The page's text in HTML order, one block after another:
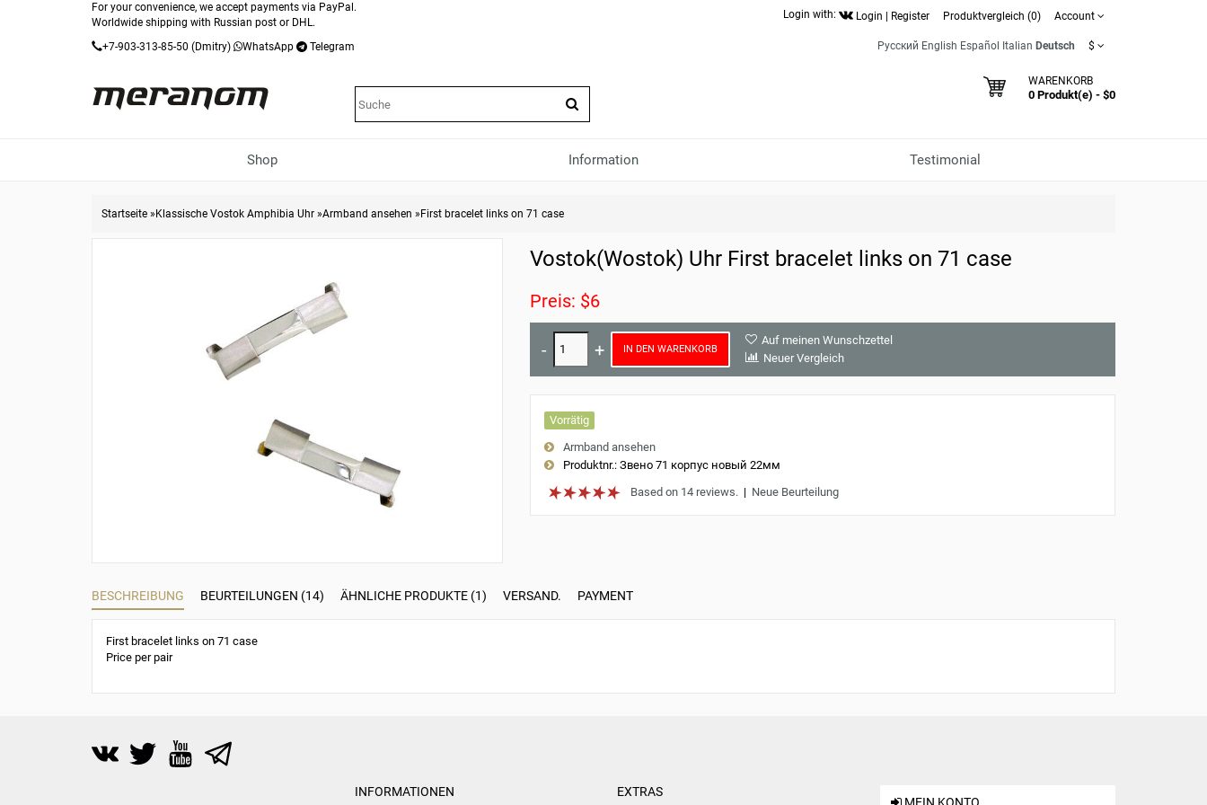
For your convenience, we accept payments via PayPal.
Worldwide shipping with Russian post or DHL.
+7-903-313-85-50 (Dmitry) WhatsApp Telegram
Login with: Login Register Produktvergleich (0) Account
Русский English Español Italian Deutsch $
WARENKORB
0 Produkt(e) - $0
Shop Information Testimonial
Startseite » Klassische Vostok Amphibia Uhr »Armband ansehen » First bracelet links on 71 case
Vostok(Wostok) Uhr First bracelet links on 71 case
Preis: $6
IN DEN WARENKORB
Auf meinen Wunschzettel
Neuer Vergleich
Vorrätig
Armband ansehen
Produktnr.:Звено 71 корпус новый 22мм
Based on 14 reviews.| Neue Beurteilung
BESCHREIBUNG BEURTEILUNGEN (14) ÄHNLICHE PRODUKTE (1) VERSAND. PAYMENT
First bracelet links on 71 case
Price per pair
INFORMATIONEN EXTRAS